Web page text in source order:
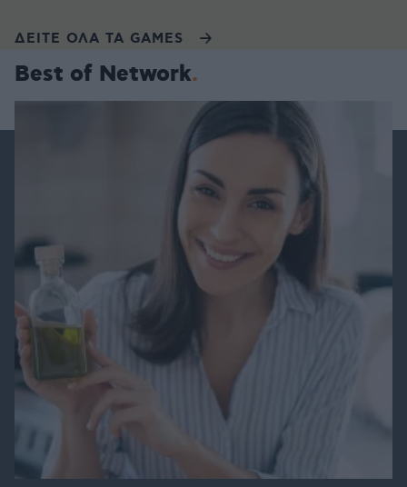
ΔΕΙΤΕ ΟΛΑ ΤΑ GAMES
Best of Network